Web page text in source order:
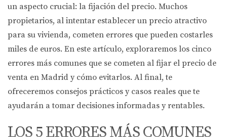
un aspecto crucial: la fijación del precio. Muchos
propietarios, al intentar establecer un precio atractivo
para su vivienda, cometen errores que pueden costarles
miles de euros. En este artículo, exploraremos los cinco
errores más comunes que se cometen al fijar el precio de
venta en Madrid y cómo evitarlos. Al final, te
ofreceremos consejos prácticos y casos reales que te
ayudarán a tomar decisiones informadas y rentables.
LOS 5 ERRORES MÁS COMUNES